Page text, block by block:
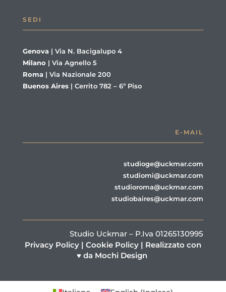
SEDI
Genova | Via N. Bacigalupo 4
Milano | Via Agnello 5
Roma | Via Nazionale 200
Buenos Aires| Cerrito 782 – 6º Piso
E-MAIL
studioge@uckmar.com
studiomi@uckmar.com
studioroma@uckmar.com
studiobaires@uckmar.com
Studio Uckmar – P.Iva 01265130995
Privacy Policy| Cookie Policy| Realizzato con
♥ da Mochi Design